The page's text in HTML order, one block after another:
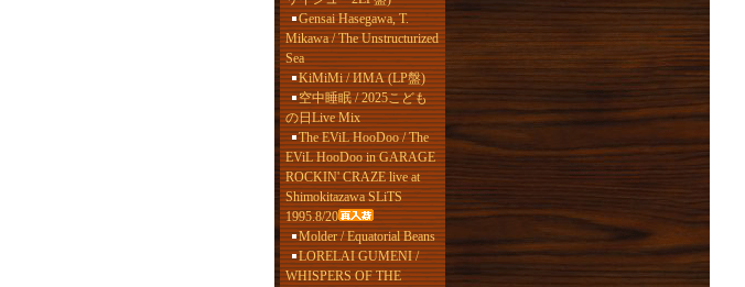
Gensai Hasegawa, T.
Mikawa / The Unstructurized
Sea
KiMiMi / ИМА (LP盤)
空中睡眠 / 2025こども
の日Live Mix
The EViL HooDoo / The
EViL HooDoo in GARAGE
ROCKIN' CRAZE live at
Shimokitazawa SLiTS
1995.8/20
Molder / Equatorial Beans
LORELAI GUMENI /
WHISPERS OF THE